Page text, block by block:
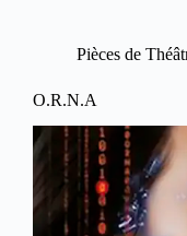
Pièces de
O.R.N.A